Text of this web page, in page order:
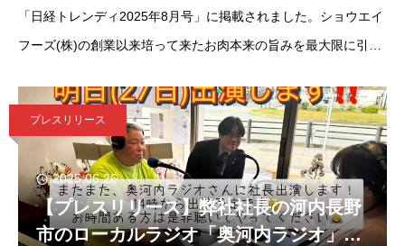
「日経トレンディ2025年8月号」に掲載されました。ショウエイ
フーズ(株)の創業以来培って来たお肉本来の旨みを最大限に引き
（2019年
プレスリリース
2025.06.26
【プレスリリース】弊社社長の河内長野
市のローカルラジオ「奥河内ラジオ」出